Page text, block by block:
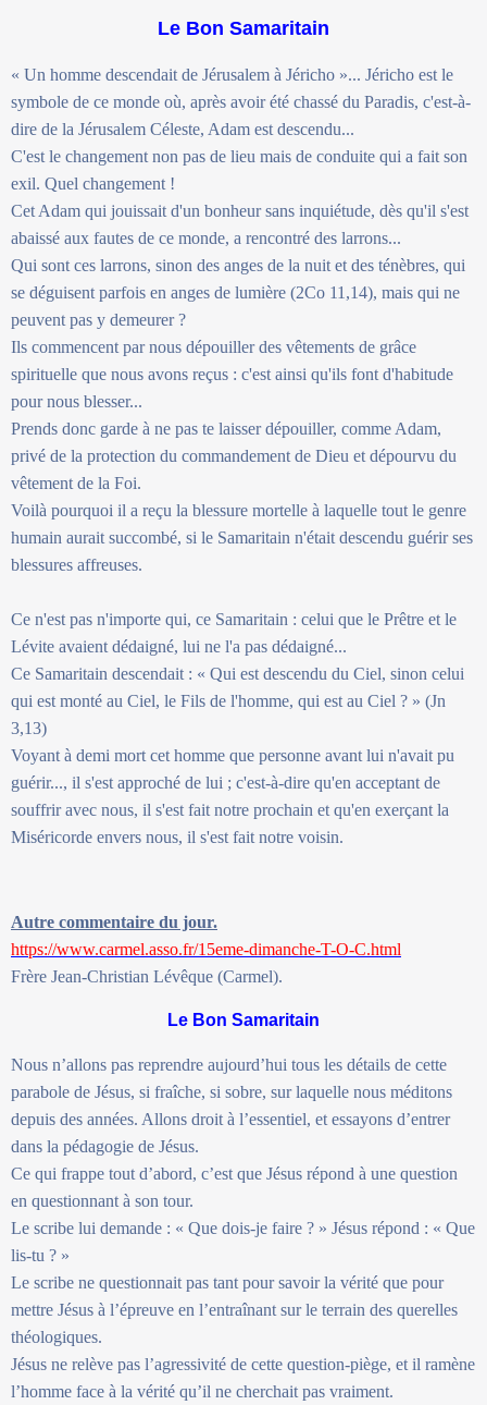
Le Bon Samaritain
« Un homme descendait de Jérusalem à Jéricho »... Jéricho est le
symbole de ce monde où, après avoir été chassé du Paradis, c'est-à-
dire de la Jérusalem Céleste, Adam est descendu...
C'est le changement non pas de lieu mais de conduite qui a fait son
exil. Quel changement !
Cet Adam qui jouissait d'un bonheur sans inquiétude, dès qu'il s'est
abaissé aux fautes de ce monde, a rencontré des larrons...
Qui sont ces larrons, sinon des anges de la nuit et des ténèbres, qui
se déguisent parfois en anges de lumière (2Co 11,14), mais qui ne
peuvent pas y demeurer ?
Ils commencent par nous dépouiller des vêtements de grâce
spirituelle que nous avons reçus : c'est ainsi qu'ils font d'habitude
pour nous blesser...
Prends donc garde à ne pas te laisser dépouiller, comme Adam,
privé de la protection du commandement de Dieu et dépourvu du
vêtement de la Foi.
Voilà pourquoi il a reçu la blessure mortelle à laquelle tout le genre
humain aurait succombé, si le Samaritain n'était descendu guérir ses
blessures affreuses.
Ce n'est pas n'importe qui, ce Samaritain : celui que le Prêtre et le
Lévite avaient dédaigné, lui ne l'a pas dédaigné...
Ce Samaritain descendait : « Qui est descendu du Ciel, sinon celui
qui est monté au Ciel, le Fils de l'homme, qui est au Ciel ? » (Jn
3,13)
Voyant à demi mort cet homme que personne avant lui n'avait pu
guérir..., il s'est approché de lui ; c'est-à-dire qu'en acceptant de
souffrir avec nous, il s'est fait notre prochain et qu'en exerçant la
Miséricorde envers nous, il s'est fait notre voisin.
Autre commentaire du jour.
https://www.carmel.asso.fr/15eme-dimanche-T-O-C.html
Frère Jean-Christian Lévêque (Carmel).
Le Bon Samaritain
Nous n’allons pas reprendre aujourd’hui tous les détails de cette
parabole de Jésus, si fraîche, si sobre, sur laquelle nous méditons
depuis des années. Allons droit à l’essentiel, et essayons d’entrer
dans la pédagogie de Jésus.
Ce qui frappe tout d’abord, c’est que Jésus répond à une question
en questionnant à son tour.
Le scribe lui demande : « Que dois-je faire ? » Jésus répond : « Que
lis-tu ? »
Le scribe ne questionnait pas tant pour savoir la vérité que pour
mettre Jésus à l’épreuve en l’entraînant sur le terrain des querelles
théologiques.
Jésus ne relève pas l’agressivité de cette question-piège, et il ramène
l’homme face à la vérité qu’il ne cherchait pas vraiment.